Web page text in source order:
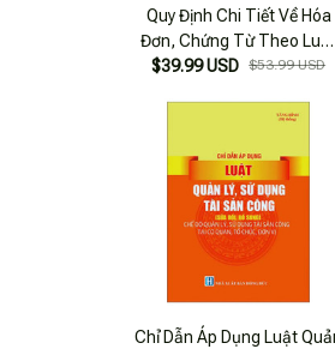
Quy Định Chi Tiết Về Hóa
Đơn, Chứng Từ Theo Luật
Quản Lý Thuế Áp Dụng
$39.99 USD $53.99 USD
Chỉ Dẫn Áp Dụng Luật